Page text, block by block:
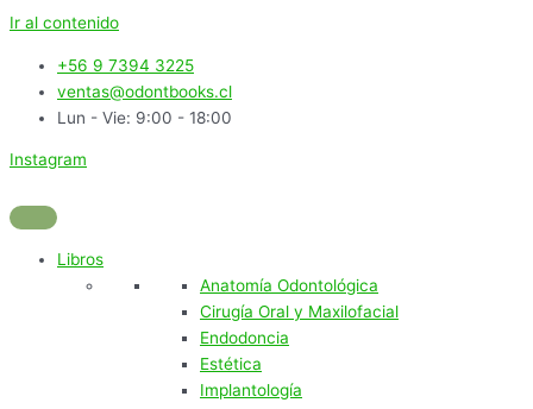
Ir al contenido
+56 9 7394 3225
ventas@odontbooks.cl
Lun - Vie: 9:00 - 18:00
Instagram
Libros
Anatomía Odontológica
Cirugía Oral y Maxilofacial
Endodoncia
Estética
Implantología